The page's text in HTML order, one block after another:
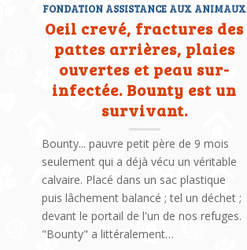
FONDATION ASSISTANCE AUX ANIMAUX
Oeil crevé, fractures des
pattes arrières, plaies
ouvertes et peau sur-
infectée. Bounty est un
survivant.
Bounty... pauvre petit père de 9 mois
seulement qui a déjà vécu un véritable
calvaire. Placé dans un sac plastique
puis lâchement balancé ; tel un déchet ;
devant le portail de l'un de nos refuges.
"Bounty" a littéralement…